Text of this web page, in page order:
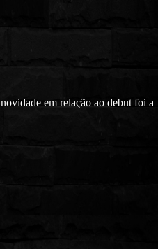
em relação ao debut foi a